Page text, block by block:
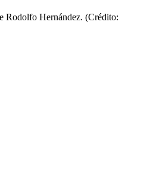
Rodolfo Hernández. (Crédito: